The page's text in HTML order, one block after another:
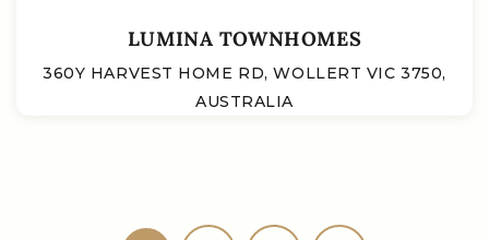
LUMINA TOWNHOMES
360Y HARVEST HOME RD, WOLLERT VIC 3750,
AUSTRALIA